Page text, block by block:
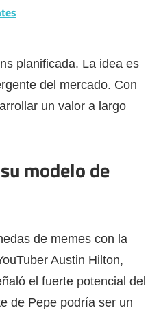
planificada. La idea es
del mercado. Con
un valor a largo
modelo de
de memes con la
Austin Hilton,
el fuerte potencial del
de Pepe podría ser un